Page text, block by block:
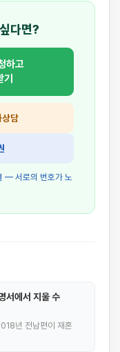
다면?
하고
담
— 서로의 번호가 노
서에서 지울 수
년 전남편이 재혼